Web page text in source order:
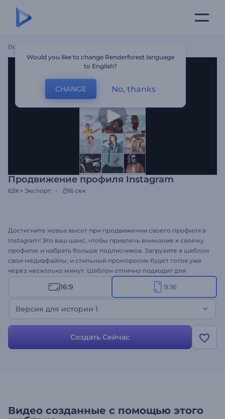
Главная
Продвижение профиля Instagram
63K+ Экспорт 16 сек
Достигните новых высот при продвижении своего профиля в
Instagram! Это ваш шанс, чтобы привлечь внимание к своему
профилю и набрать больше подписчиков. Загрузите в шаблон
свои медиафайлы, и стильный проморолик будет готов уже
через несколько минут. Шаблон отлично подходит для
создания видео для YouTube-канала, блога, социальных сетей,
рекламных роликов и многого другого. Начните продвижение
своего профиля в Инстаграм в соцсетях и найдите путь к
славе. Создайте видео с версией для истории в Инстаграм!
16:9 9:16
Версия для истории 1
Создать Сейчас
Видео созданные с помощью этого
Would you like to change Renderforest language
to English?
CHANGE No, thanks